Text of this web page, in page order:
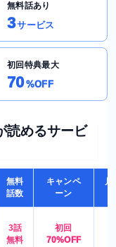
無料話あり
3サービス
初回特典最大
70%OFF
読めるサービ
無料
話数
キャンペ
ーン
月
3話
無料
初回
70%OFF